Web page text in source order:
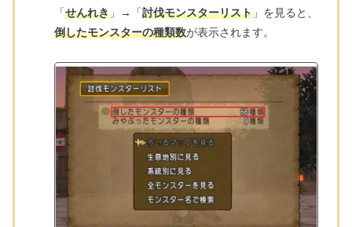
「せんれき」→「討伐モンスターリスト」を見ると、
倒したモンスターの種類数が表示されます。